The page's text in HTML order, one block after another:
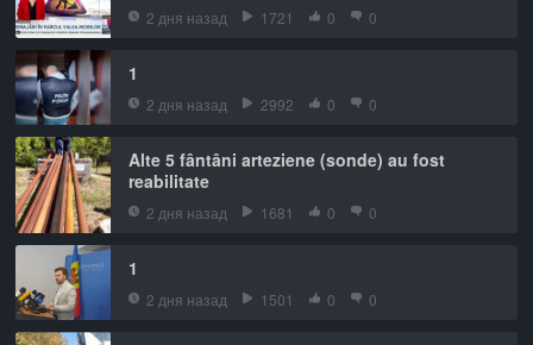
2 дня назад 1721 0 0
1
2 дня назад 2992 0 0
Alte 5 fântâni arteziene (sonde) au fost
reabilitate
2 дня назад 1681 0 0
1
2 дня назад 1501 0 0